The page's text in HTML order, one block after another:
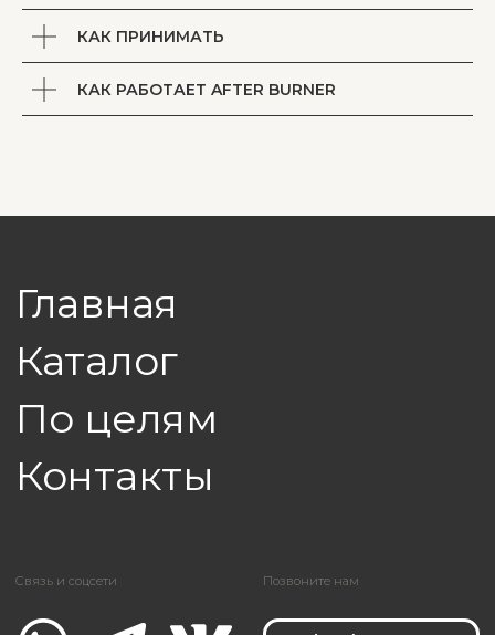
КАК ПРИНИМАТЬ
КАК РАБОТАЕТ AFTER BURNER
Связь и соцсети Позвоните нам